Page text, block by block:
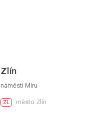
Zlín
náměstí Míru
ZL město Zlín